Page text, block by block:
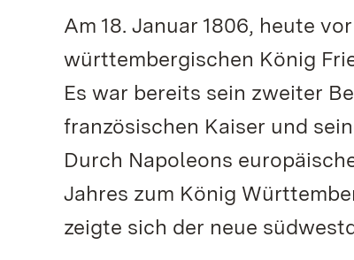
Am 18. Januar 1806, heute
württembergischen König
Es war bereits sein zweiter
französischen Kaiser und
Durch Napoleons
Jahres zum König
zeigte sich der neue